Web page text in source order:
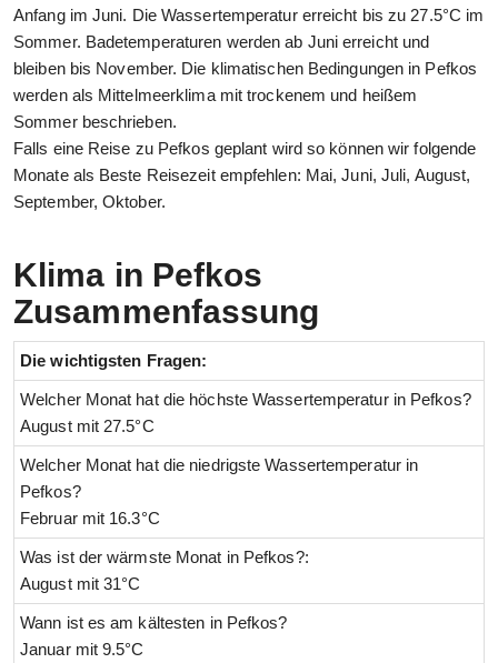
Anfang im Juni. Die Wassertemperatur erreicht bis zu 27.5°C im
Sommer. Badetemperaturen werden ab Juni erreicht und
bleiben bis November. Die klimatischen Bedingungen in Pefkos
werden als Mittelmeerklima mit trockenem und heißem
Sommer beschrieben.
Falls eine Reise zu Pefkos geplant wird so können wir folgende
Monate als Beste Reisezeit empfehlen: Mai, Juni, Juli, August,
September, Oktober.
Klima in Pefkos
Zusammenfassung
Die wichtigsten Fragen:
Welcher Monat hat die höchste Wassertemperatur in Pefkos?
August mit 27.5°C
Welcher Monat hat die niedrigste Wassertemperatur in
Pefkos?
Februar mit 16.3°C
Was ist der wärmste Monat in Pefkos?:
August mit 31°C
Wann ist es am kältesten in Pefkos?
Januar mit 9.5°C